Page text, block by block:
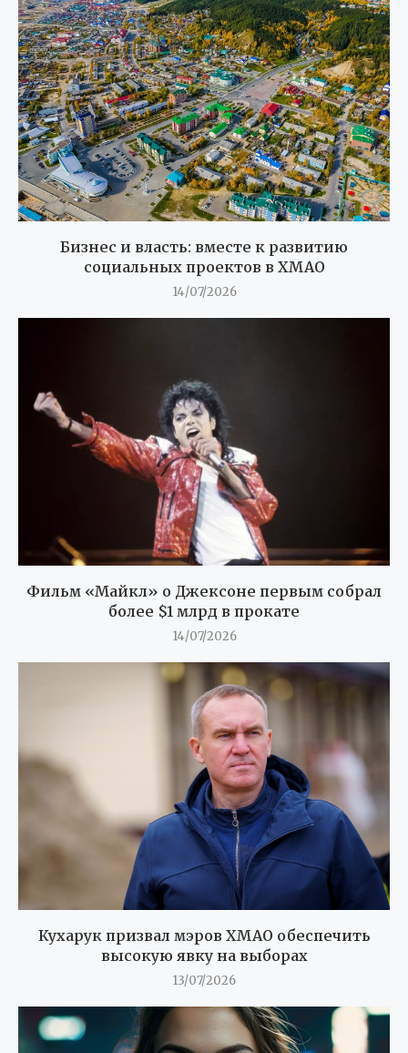
Бизнес и власть: вместе к развитию
социальных проектов в ХМАО
14/07/2026
Фильм «Майкл» о Джексоне первым собрал
более $1 млрд в прокате
14/07/2026
Кухарук призвал мэров ХМАО обеспечить
высокую явку на выборах
13/07/2026